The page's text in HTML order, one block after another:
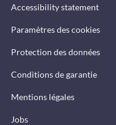
Accessibility statement
Paramètres des cookies
Protection des données
Conditions de garantie
Mentions légales
Jobs